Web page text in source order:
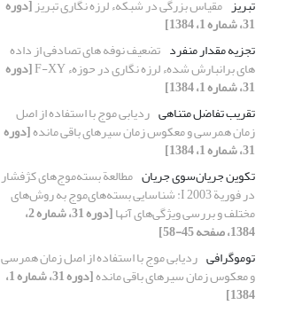
تبریز مقیاس بزرگی در شبکهء لرزه نگاری تبریز[دوره
31، شماره 1، 1384]
تجزیه مقدار منفرد تضعیف نوفه های تصادفی از داده
های برانبارش شدهء لرزه نگاری در حوزهء F-XY [دوره
31، شماره 1، 1384]
تقریب تفاضل متناهی ردیابی موج با استفاده از اصل
زمان همرسی و معکوس زمان سیرهای باقی مانده[دوره
31، شماره 1، 1384]
تکوین جریان‌سوی جریان مطالعة بسته‌موج‌های کژفشار
در فوریة 2003 I: شناسایی بسته‌های‌موج به روش‌های
مختلف و بررسی ویژگی‌های آنها [دوره 31، شماره 2،
1384، صفحه 45-58]
توموگرافی ردیابی موج با استفاده از اصل زمان همرسی
و معکوس زمان سیرهای باقی مانده [دوره 31، شماره 1،
1384]